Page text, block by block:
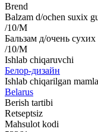
Brend
Balzam d/ochen suxix
/10/M
Бальзам д/очень
/10/M
Ishlab chiqaruvchi
Белор-дизайн
Ishlab chiqarilgan
Belarus
Berish tartibi
Retseptsiz
Mahsulot kodi